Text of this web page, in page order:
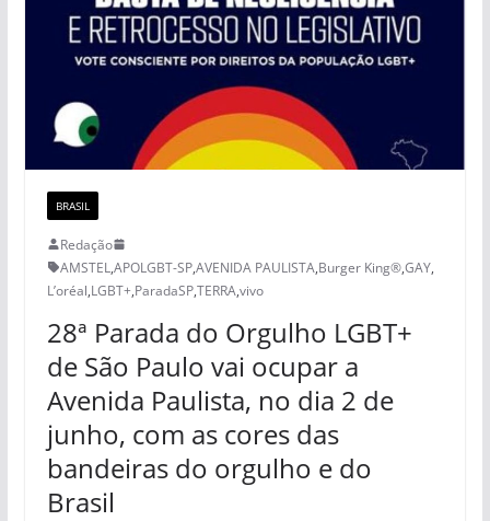
BRASIL
Redação
AMSTEL,APOLGBT-SP,AVENIDA PAULISTA,Burger King®,GAY,
L’oréal,LGBT+,ParadaSP,TERRA,vivo
28ª Parada do Orgulho LGBT+
de São Paulo vai ocupar a
Avenida Paulista, no dia 2 de
junho, com as cores das
bandeiras do orgulho e do
Brasil